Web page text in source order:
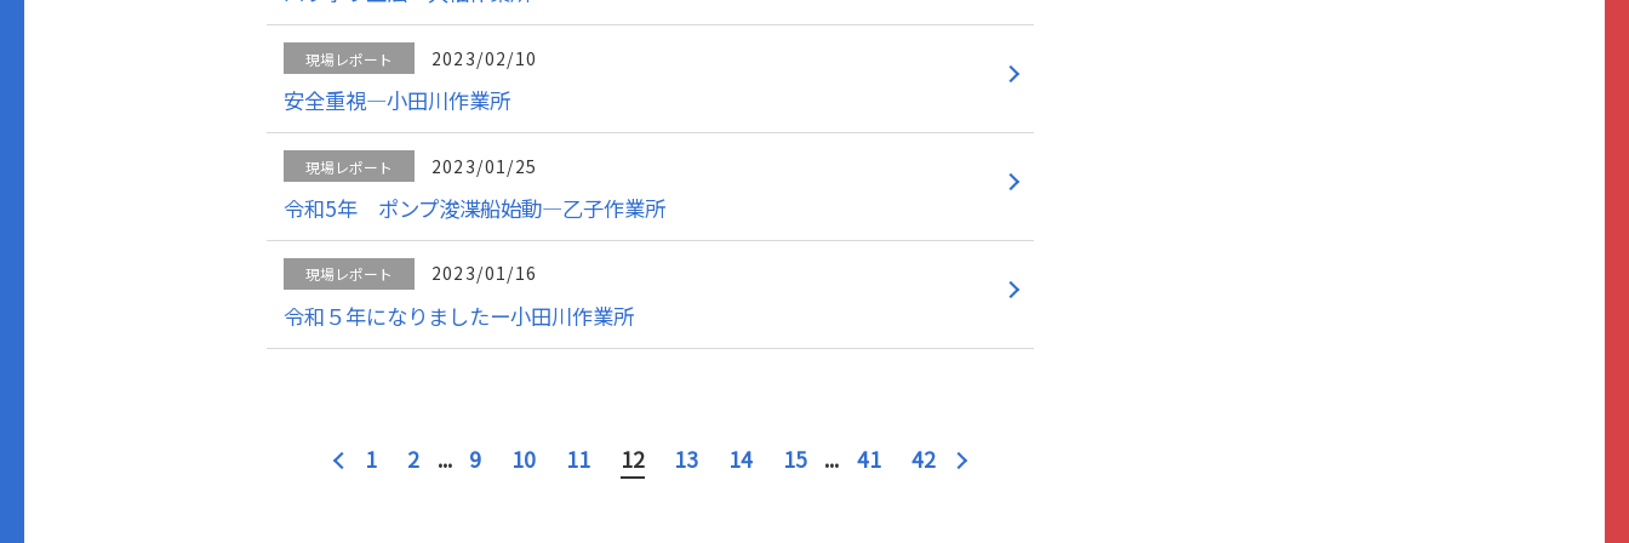
現場レポート 2023/02/10
安全重視―小田川作業所
現場レポート 2023/01/25
令和5年 ポンプ浚渫船始動―乙子作業所
現場レポート 2023/01/16
令和５年になりましたー小田川作業所
1 2 ... 9 10 11 12 13 14 15 ... 41 42